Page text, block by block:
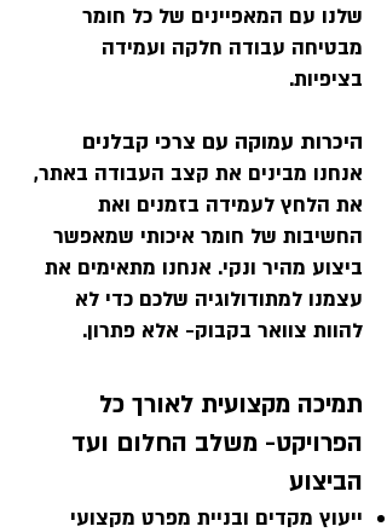
שלנו עם המאפיינים של כל חומר
מבטיחה עבודה חלקה ועמידה
בציפיות.
היכרות עמוקה עם צרכי קבלנים
אנחנו מבינים את קצב העבודה באתר,
את הלחץ לעמידה בזמנים ואת
החשיבות של חומר איכותי שמאפשר
ביצוע מהיר ונקי. אנחנו מתאימים את
עצמנו למתודולוגיה שלכם כדי לא
להוות צוואר בקבוק- אלא פתרון.
תמיכה מקצועית לאורך כל
הפרויקט- משלב החלום ועד
הביצוע
ייעוץ מקדים ובניית מפרט מקצועי